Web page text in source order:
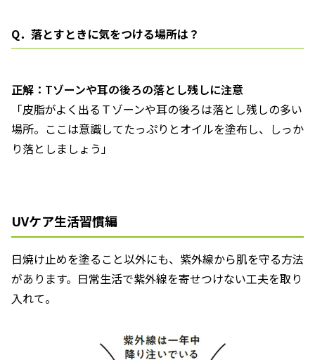
Q．落とすときに気をつける場所は？
正解：Tゾーンや耳の後ろの落とし残しに注意
「皮脂がよく出るＴゾーンや耳の後ろは落とし残しの多い
場所。ここは意識してたっぷりとオイルを塗布し、しっか
り落としましょう」
UVケア生活習慣編
日焼け止めを塗ること以外にも、紫外線から肌を守る方法
があります。日常生活で紫外線を寄せつけない工夫を取り
入れて。